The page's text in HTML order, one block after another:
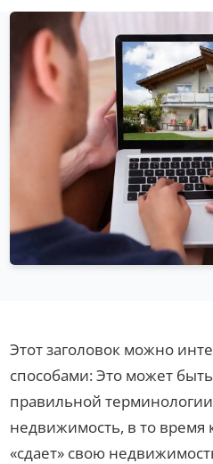
Этот заголовок можно
способами: Это может
правильной
недвижимость, в то время
«сдает» свою